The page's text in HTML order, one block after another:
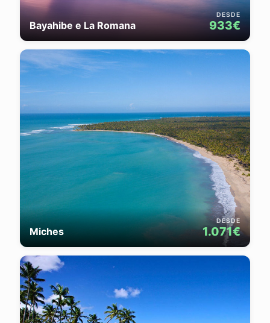
Bayahibe e La Romana
DESDE
933€
Miches
DESDE
1.071€